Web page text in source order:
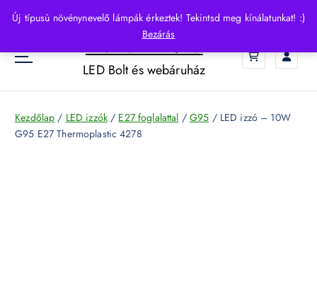
Új típusú növénynevelő lámpák érkeztek! Tekintsd meg kínálatunkat! :)
Bezárás
p
o
HelloLED.hu
LED Bolt és webáruház
Kezdőlap / LED izzók/ E27 foglalattal / G95 / LED izzó – 10W
G95 E27 Thermoplastic 4278